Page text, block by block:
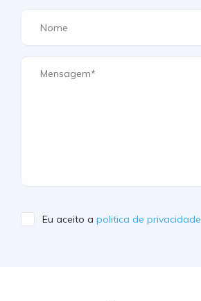
Eu aceito a politica de privacidade